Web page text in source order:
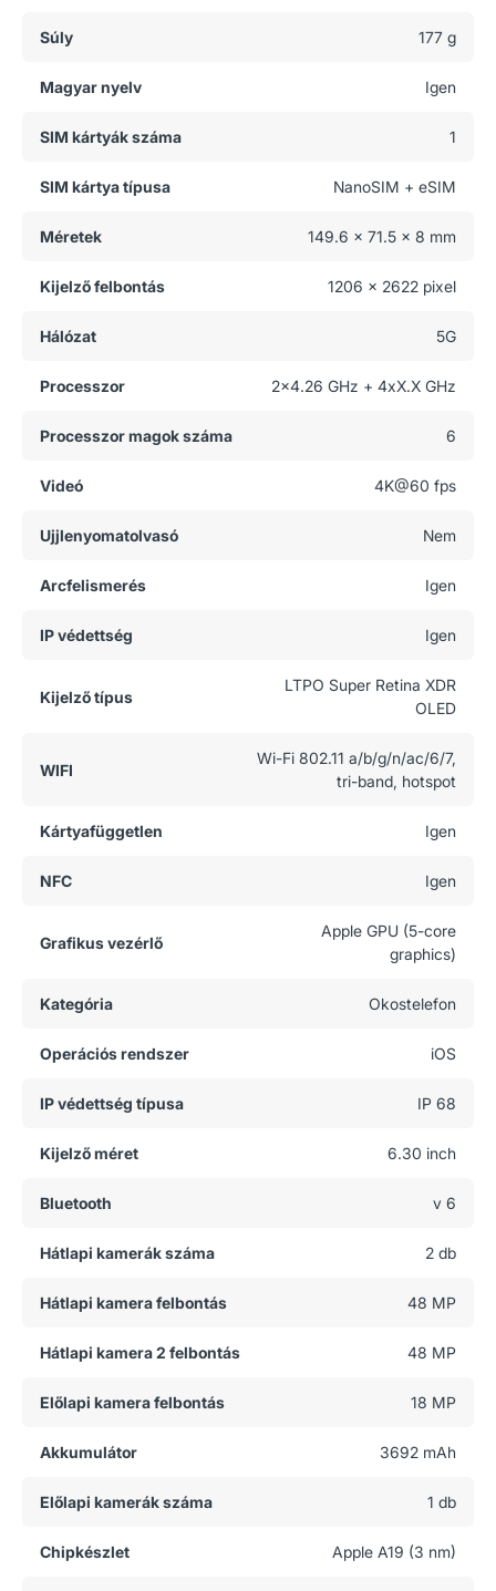
Súly 177 g
Magyar nyelv Igen
SIM kártyák száma 1
SIM kártya típusa NanoSIM + eSIM
Méretek 149.6 x 71.5 x 8 mm
Kijelző felbontás 1206 x 2622 pixel
Hálózat 5G
Processzor 2x4.26 GHz + 4xX.X GHz
Processzor magok száma 6
Videó 4K@60 fps
Ujjlenyomatolvasó Nem
Arcfelismerés Igen
IP védettség Igen
Kijelző típus
LTPO Super Retina XDR
OLED
WIFI
Wi-Fi 802.11 a/b/g/n/ac/6/7,
tri-band, hotspot
Kártyafüggetlen Igen
NFC Igen
Grafikus vezérlő
Apple GPU (5-core
graphics)
Kategória Okostelefon
Operációs rendszer iOS
IP védettség típusa IP 68
Kijelző méret 6.30 inch
Bluetooth v 6
Hátlapi kamerák száma 2 db
Hátlapi kamera felbontás 48 MP
Hátlapi kamera 2 felbontás 48 MP
Előlapi kamera felbontás 18 MP
Akkumulátor 3692 mAh
Előlapi kamerák száma 1 db
Chipkészlet Apple A19 (3 nm)